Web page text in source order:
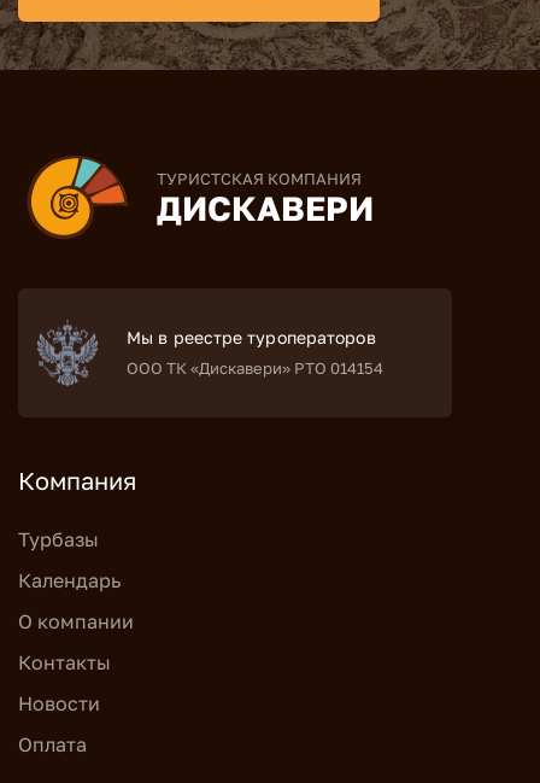
ТУРИСТСКАЯ КОМПАНИЯ
ДИСКАВЕРИ
Мы в реестре туроператоров
ООО ТК «Дискавери» РТО 014154
Компания
Турбазы
Календарь
О компании
Контакты
Новости
Оплата